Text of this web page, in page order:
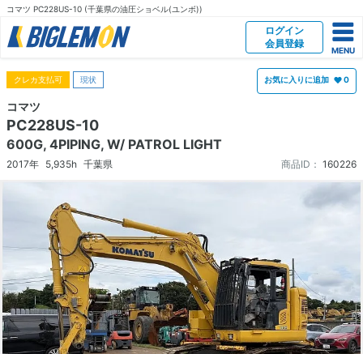
コマツ PC228US-10 (千葉県の油圧ショベル(ユンボ))
ログイン
会員登録
クレカ支払可 現状 お気に入りに追加 0
コマツ
PC228US-10
600G, 4PIPING, W/ PATROL LIGHT
2017年 5,935h 千葉県 商品ID： 160226